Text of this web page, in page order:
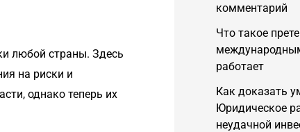
любой страны. Здесь
на риски и
однако теперь их
комментарий
Что такое
работает
Как доказать
Юридическое
неудачной